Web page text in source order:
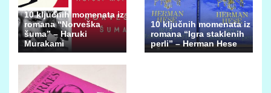
10 ključnih momenata iz
romana “Norveška
šuma” – Haruki
Murakami
10 ključnih momenata iz
romana “Igra staklenih
perli” – Herman Hese